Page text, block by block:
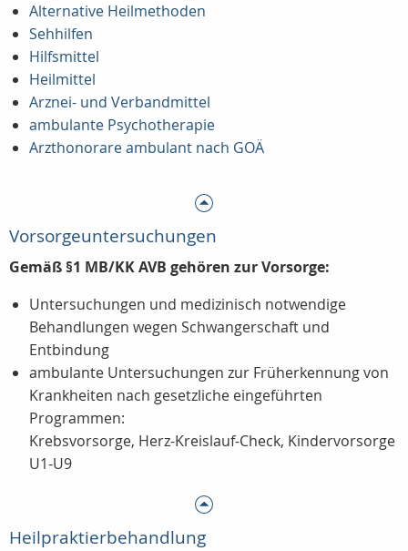
Alternative Heilmethoden
Sehhilfen
Hilfsmittel
Heilmittel
Arznei- und Verbandmittel
ambulante Psychotherapie
Arzthonorare ambulant nach GOÄ
Vorsorgeuntersuchungen
Gemäß §1 MB/KK AVB gehören zur Vorsorge:
Untersuchungen und medizinisch notwendige
Behandlungen wegen Schwangerschaft und
Entbindung
ambulante Untersuchungen zur Früherkennung von
Krankheiten nach gesetzliche eingeführten
Programmen:
Krebsvorsorge, Herz-Kreislauf-Check, Kindervorsorge
U1-U9
Heilpraktierbehandlung